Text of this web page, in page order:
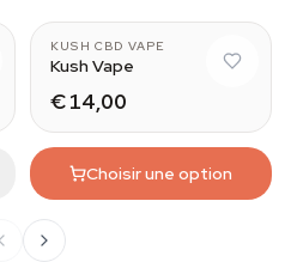
KUSH CBD VAPE
Kush Vape
€ 14,00
Choisir une option